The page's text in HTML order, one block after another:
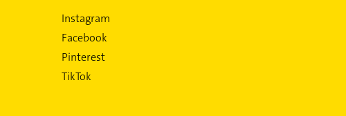
Instagram
Facebook
Pinterest
TikTok